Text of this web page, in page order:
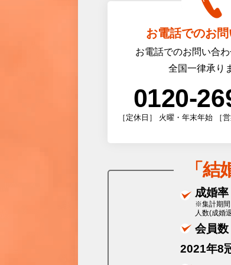
お電話でのお
お電話でのお問い合わ
全国一律承り
0120-
［定休日］ 火曜・年末年始 ［
「結
成婚率
※集計期間
人数(成婚
会員数
2021年8